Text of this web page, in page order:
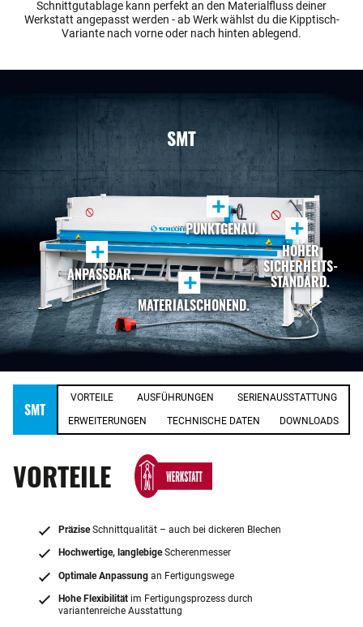
Schnittgutablage kann perfekt an den Materialfluss deiner
Werkstatt angepasst werden - ab Werk wählst du die Kipptisch-
Variante nach vorne oder nach hinten ablegend.
SMT
+
PUNKTGENAU. +
HOHER
SICHERHEITS-
STANDARD.
+
ANPASSBAR. +
MATERIALSCHONEND.
SMT
VORTEILE AUSFÜHRUNGEN SERIENAUSSTATTUNG
ERWEITERUNGEN TECHNISCHE DATEN DOWNLOADS
VORTEILE
PräziseSchnittqualität – auch bei dickeren Blechen
Hochwertige, langlebigeScherenmesser
Optimale Anpassung an Fertigungswege
Hohe Flexibilität im Fertigungsprozess durch
variantenreiche Ausstattung